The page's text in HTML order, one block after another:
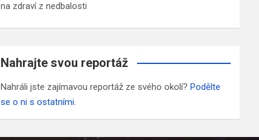
na zdraví z nedbalosti
Nahrajte svou reportáž
Nahráli jste zajímavou reportáž ze svého okolí?Podělte
se o ni s ostatními.